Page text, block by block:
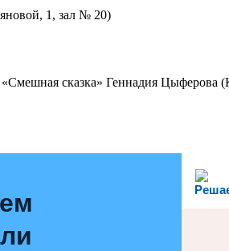
1, зал № 20)
сказка» Геннадия Цыферова